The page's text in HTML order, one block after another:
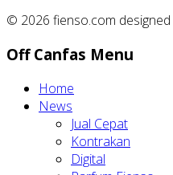
© 2026 fienso.com
Off Canfas Menu
Home
News
Jual Cepat
Kontrakan
Digital